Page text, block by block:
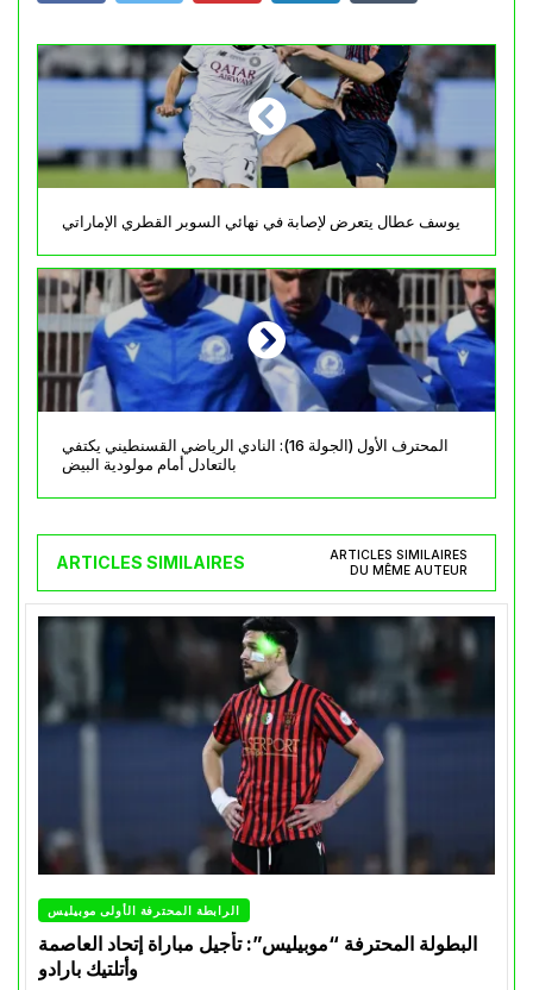
يوسف عطال يتعرض لإصابة في نهائي السوبر القطري الإماراتي
المحترف الأول (الجولة 16): النادي الرياضي القسنطيني يكتفي
بالتعادل أمام مولودية البيض
ARTICLES SIMILAIRES
ARTICLES SIMILAIRES
DU MÊME AUTEUR
الرابطة المحترفة الأولى موبيليس
البطولة المحترفة “موبيليس”: تأجيل مباراة إتحاد العاصمة
وأتلتيك بارادو